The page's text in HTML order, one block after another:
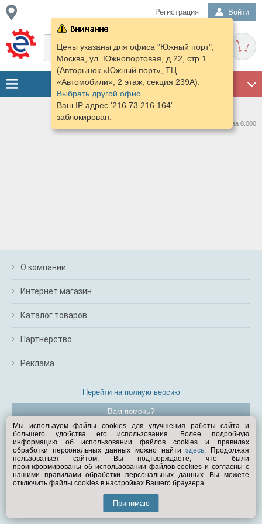
Регистрация Войти
Цены указаны для офиса "Южный порт",
Москва, ул. Южнопортовая, д.22, стр.1
(Авторынок «Южный порт», ТЦ
«Автомобили», 2 этаж, секция 239А).
Выбрать другой офис
Ваш IP адрес '216.73.216.164'
заблокирован.
Нашлось предложений: 0 за 0.000
О компании
Интернет магазин
Каталог товаров
Партнерство
Реклама
Перейти на полную версию
Вам помочь?
© Exist.ru 1998—2026
Мы используем файлы cookies для улучшения работы сайта и
большего удобства его использования. Более подробную
информацию об использовании файлов cookies и правилах
обработки персональных данных можно найтиздесь. Продолжая
пользоваться сайтом, Вы подтверждаете, что были
проинформированы об использовании файлов cookies и согласны с
нашими правилами обработки персональных данных. Вы можете
отключить файлы cookies в настройках Вашего браузера.
Принимаю